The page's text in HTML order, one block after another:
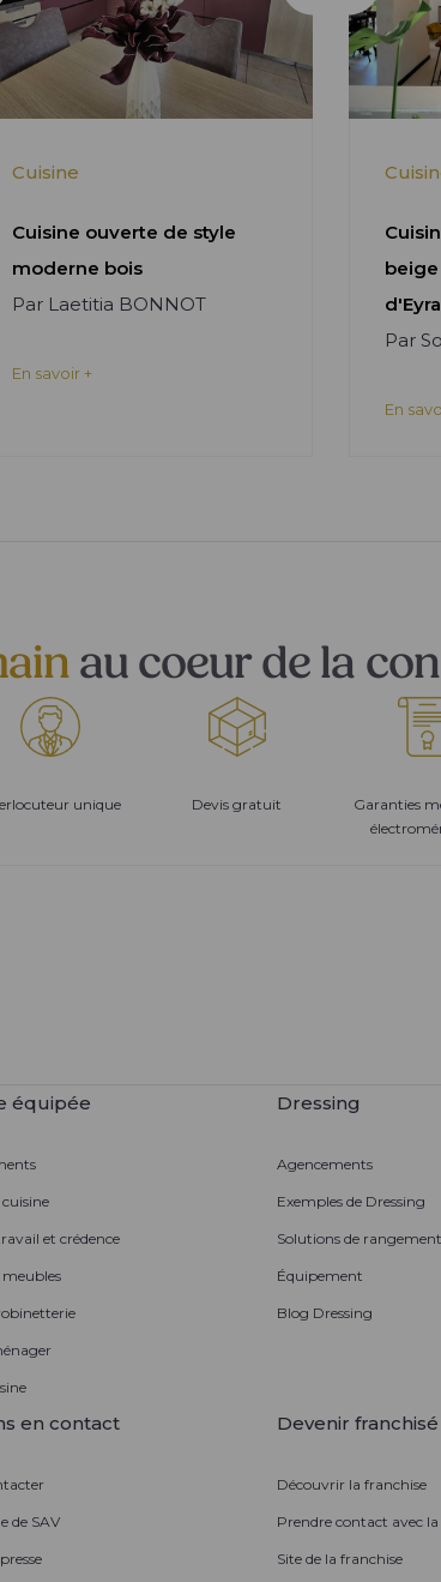
Cuisine
Cuisine ouverte de style
moderne bois
Par Laetitia BONNOT
En savoir +
Par
En
au coeur de la
unique Devis gratuit
Garanties
équipée
cuisine
et crédence
meubles
Dressing
Agencements
Exemples de Dressing
Solutions de
Équipement
Blog Dressing
en contact
de SAV
Devenir franchisé
Découvrir la franchise
Prendre contact avec
Site de la franchise